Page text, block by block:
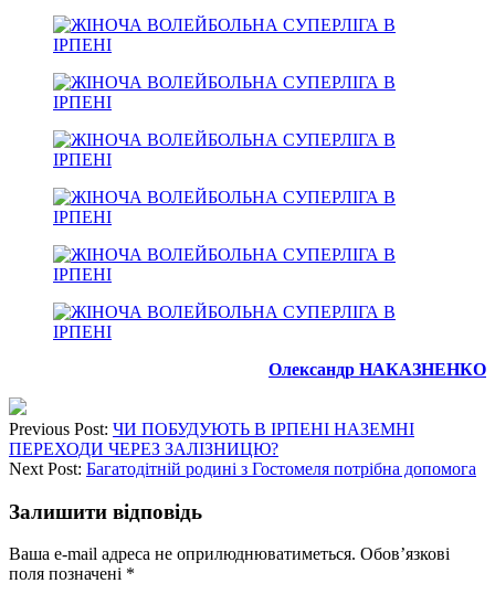
Олександр НАКАЗНЕНКО
Previous Post: ЧИ ПОБУДУЮТЬ В ІРПЕНІ НАЗЕМНІ
ПЕРЕХОДИ ЧЕРЕЗ ЗАЛІЗНИЦЮ?
Next Post: Багатодітній родині з Гостомеля потрібна допомога
Залишити відповідь
Ваша e-mail адреса не оприлюднюватиметься. Обов’язкові
поля позначені *